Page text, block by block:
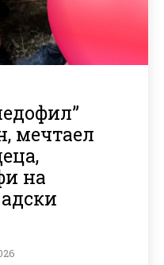
мечтаел
на